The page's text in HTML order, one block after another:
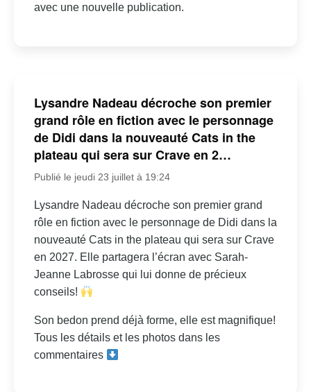
avec une nouvelle publication.
Lysandre Nadeau décroche son premier
grand rôle en fiction avec le personnage
de Didi dans la nouveauté Cats in the
plateau qui sera sur Crave en 2…
Publié le jeudi 23 juillet à 19:24
Lysandre Nadeau décroche son premier grand
rôle en fiction avec le personnage de Didi dans la
nouveauté Cats in the plateau qui sera sur Crave
en 2027. Elle partagera l’écran avec Sarah-
Jeanne Labrosse qui lui donne de précieux
conseils!
Son bedon prend déjà forme, elle est magnifique!
Tous les détails et les photos dans les
commentaires